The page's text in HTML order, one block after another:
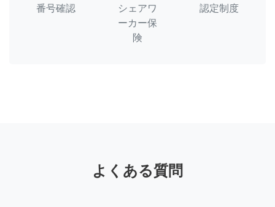
番号確認
シェアワ
ーカー保
険
認定制度
よくある質問